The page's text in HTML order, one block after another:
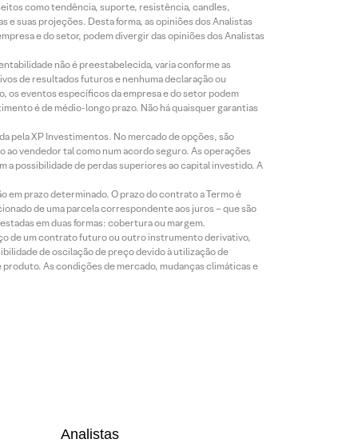
como tendência, suporte, resistência, candles,
e suas projeções. Desta forma, as opiniões dos Analistas
e do setor, podem divergir das opiniões dos Analistas
não é preestabelecida, varia conforme as
de resultados futuros e nenhuma declaração ou
os eventos específicos da empresa e do setor podem
é de médio-longo prazo. Não há quaisquer garantias
pela XP Investimentos. No mercado de opções, são
vendedor tal como num acordo seguro. As operações
possibilidade de perdas superiores ao capital investido. A
em prazo determinado. O prazo do contrato a Termo é
de uma parcela correspondente aos juros – que são
em duas formas: cobertura ou margem.
de um contrato futuro ou outro instrumento derivativo,
de oscilação de preço devido à utilização de
As condições de mercado, mudanças climáticas e
Analistas